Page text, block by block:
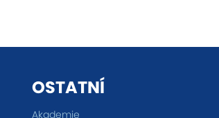
OSTATNÍ
Akademie